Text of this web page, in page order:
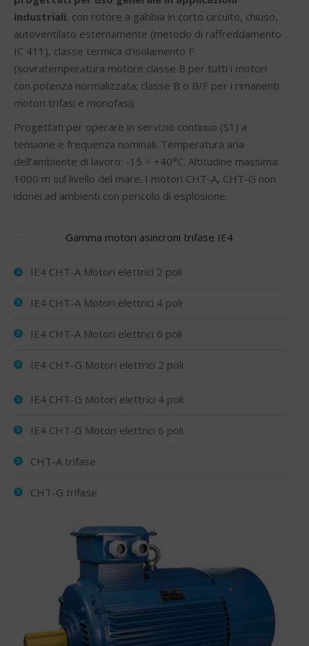
industriali, con rotore a gabbia in corto circuito, chiuso,
autoventilato esternamente (metodo di raffreddamento
IC 411), classe termica d’isolamento F
(sovratemperatura motore classe B per tutti i motori
con potenza normalizzata; classe B o B/F per i rimanenti
motori trifasi e monofasi).
Progettati per operare in servizio continuo (S1) a
tensione e frequenza nominali. Temperatura aria
dell’ambiente di lavoro: -15 ÷ +40°C. Altitudine massima:
1000 m sul livello del mare. I motori CHT-A, CHT-G non
idonei ad ambienti con pericolo di esplosione.
Gamma motori asincroni trifase IE4
IE4 CHT-A Motori elettrici 2 poli
IE4 CHT-A Motori elettrici 4 poli
IE4 CHT-A Motori elettrici 6 poli
IE4 CHT-G Motori elettrici 2 poli
IE4 CHT-G Motori elettrici 4 poli
IE4 CHT-G Motori elettrici 6 poli
CHT-A trifase
CHT-G trifase